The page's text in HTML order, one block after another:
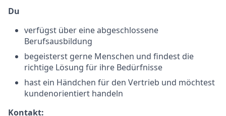
Du
verfügst über eine abgeschlossene
Berufsausbildung
begeisterst gerne Menschen und findest die
richtige Lösung für ihre Bedürfnisse
hast ein Händchen für den Vertrieb und möchtest
kundenorientiert handeln
Kontakt: